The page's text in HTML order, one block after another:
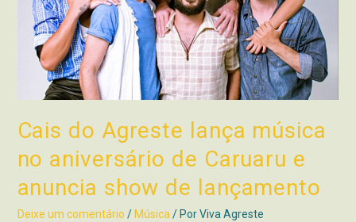
Cais do Agreste lança música
no aniversário de Caruaru e
anuncia show de lançamento
Deixe um comentário / Música/ PorViva Agreste